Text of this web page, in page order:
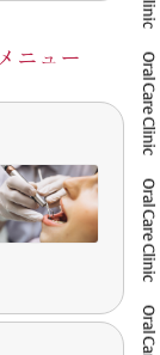
ニュー